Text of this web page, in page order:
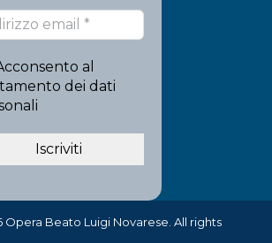
al
dei dati
Opera Beato Luigi Novarese. All rights